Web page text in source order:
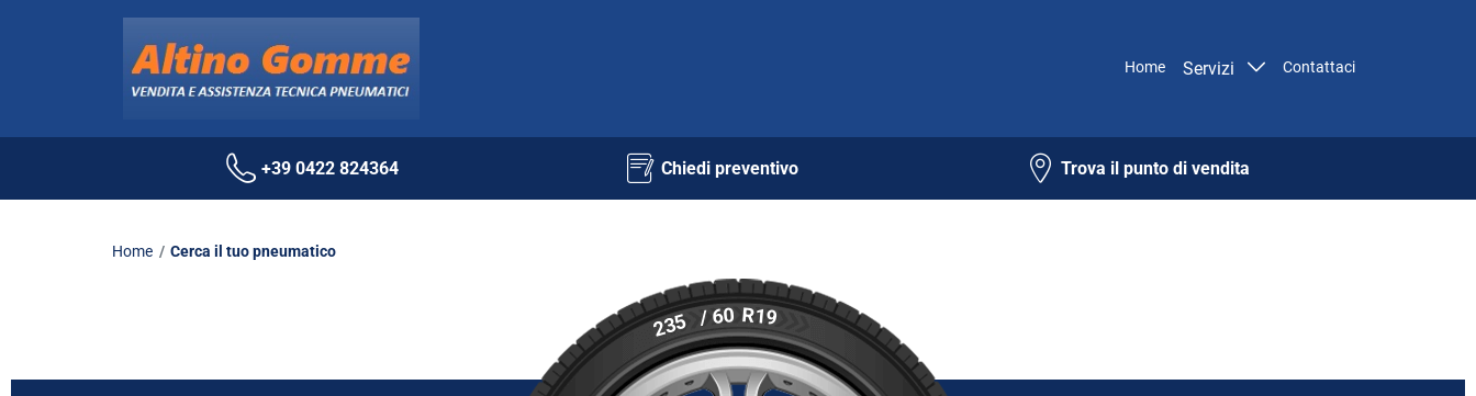
Home Servizi Contattaci
+39 0422 824364 Chiedi preventivo Trova il punto di vendita
Home Cerca il tuo pneumatico
235 / 60 R19